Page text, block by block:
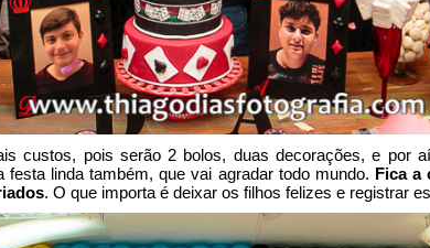
custos, pois serão 2 bolos, duas decorações, e por
festa linda também, que vai agradar todo mundo. Fica a
. O que importa é deixar os filhos felizes e registrar